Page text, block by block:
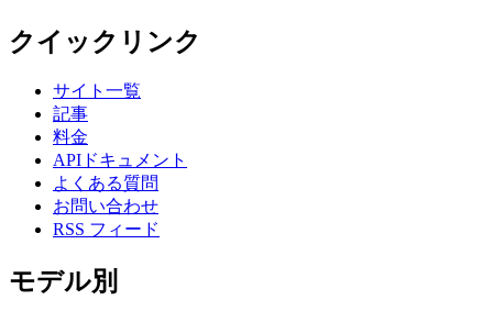
クイックリンク
サイト一覧
記事
料金
APIドキュメント
よくある質問
お問い合わせ
RSS フィード
モデル別